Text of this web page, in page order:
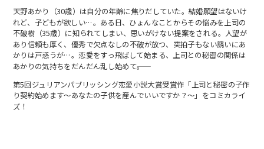
天野あかり（30歳）は自分の年齢に焦りだしていた。結婚願望はないけ
れど、子どもが欲しい…。ある日、ひょんなことからその悩みを上司の
不破樹（35歳）に知られてしまい、思いがけない提案をされる。人望が
あり信頼も厚く、優秀で欠点なしの不破が放つ、突拍子もない誘いにあ
かりは戸惑うが…。恋愛をすっ飛ばして始まる、上司との秘密の関係は
あかりの気持ちをだんだん乱し始めて――。
第5回ジュリアンパブリッシング恋愛小説大賞受賞作「上司と秘密の子作
り契約始めます～あなたの子供を産んでいいですか？～」をコミカライ
ズ！